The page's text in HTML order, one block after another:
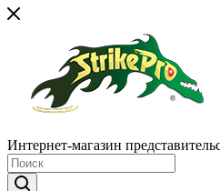
Интернет-магазин